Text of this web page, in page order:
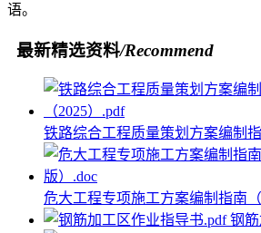
语。
最新精选资料/Recommend
铁路综合工程质量策划方案编制
危大工程专项施工方案编制指南
钢